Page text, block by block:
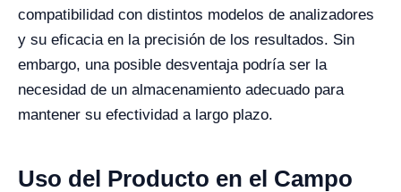
compatibilidad con distintos modelos de analizadores
y su eficacia en la precisión de los resultados. Sin
embargo, una posible desventaja podría ser la
necesidad de un almacenamiento adecuado para
mantener su efectividad a largo plazo.
Uso del Producto en el Campo